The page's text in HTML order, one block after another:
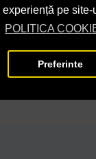
experiență pe site-
POLITICA
Preferinte